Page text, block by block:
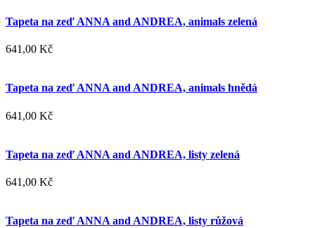
Tapeta na zeď ANNA and ANDREA, animals zelená
641,00 Kč
Tapeta na zeď ANNA and ANDREA, animals hnědá
641,00 Kč
Tapeta na zeď ANNA and ANDREA, listy zelená
641,00 Kč
Tapeta na zeď ANNA and ANDREA, listy růžová